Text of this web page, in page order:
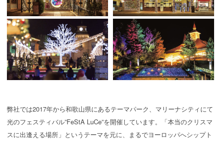
弊社では2017年から和歌山県にあるテーマパーク、マリーナシティにて
光のフェスティバル”FeStA LuCe”を開催しています。「本当のクリスマ
スに出逢える場所」というテーマを元に、まるでヨーロッパへシップト